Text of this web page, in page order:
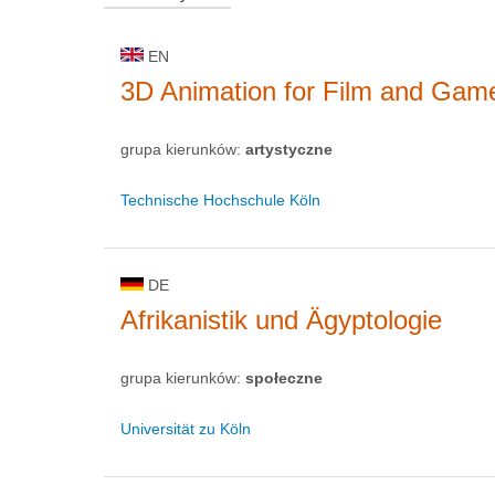
EN
3D Animation for Film and
grupa kierunków: artystyczne
Technische Hochschule Köln
DE
Afrikanistik und Ägyptologie
grupa kierunków: społeczne
Universität zu Köln